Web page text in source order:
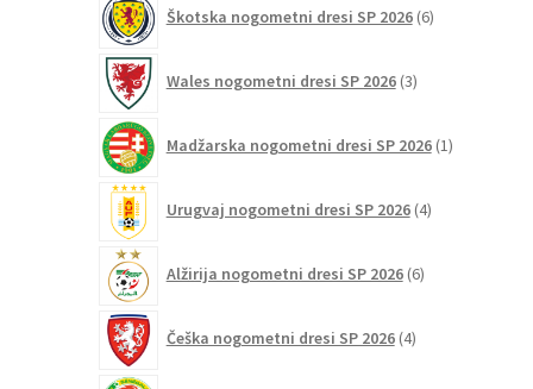
Škotska nogometni dresi SP 2026 6izdelkov
Wales nogometni dresi SP 2026 3izdelki
Madžarska nogometni dresi SP 2026 1izdelek
Urugvaj nogometni dresi SP 2026 4izdelki
Alžirija nogometni dresi SP 2026 6izdelkov
Češka nogometni dresi SP 2026 4izdelki